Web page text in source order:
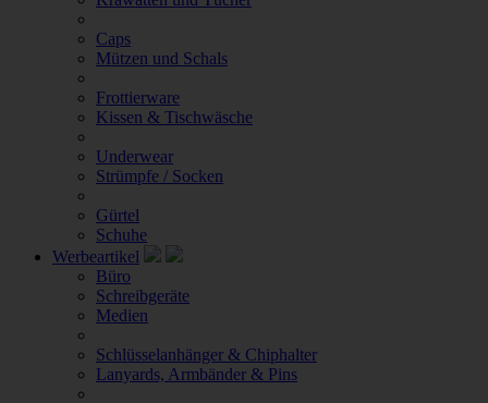
Caps
Mützen und Schals
Frottierware
Kissen & Tischwäsche
Underwear
Strümpfe / Socken
Gürtel
Schuhe
Werbeartikel
Büro
Schreibgeräte
Medien
Schlüsselanhänger & Chiphalter
Lanyards, Armbänder & Pins